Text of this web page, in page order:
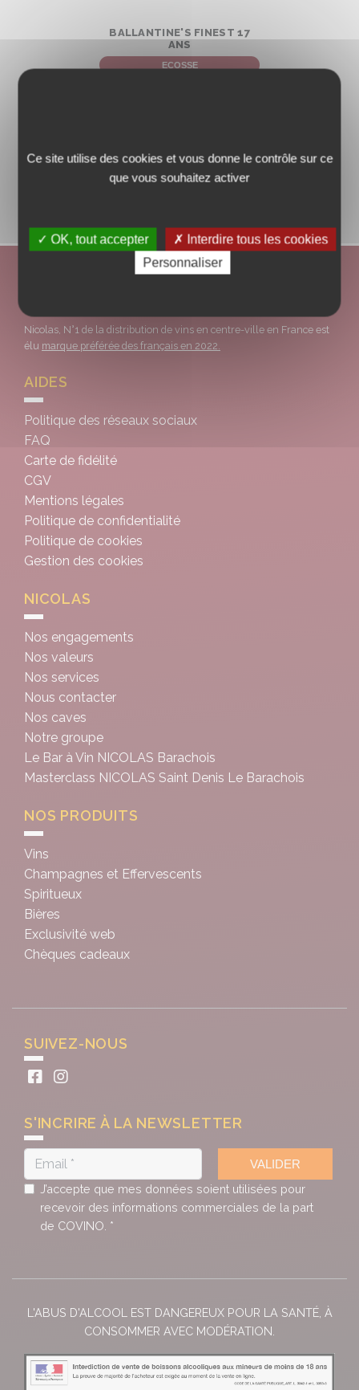
BALLANTINE'S FINEST 17
ANS
ECOSSE
DÉCOUVRIR
Nicolas, N°1 de la distribution de vins en centre-ville en France est
élu marque préférée des français en 2022.
AIDES
Politique des réseaux sociaux
FAQ
Carte de fidélité
CGV
Mentions légales
Politique de confidentialité
Politique de cookies
Gestion des cookies
NICOLAS
Nos engagements
Nos valeurs
Nos services
Nous contacter
Nos caves
Notre groupe
Le Bar à Vin NICOLAS Barachois
Masterclass NICOLAS Saint Denis Le Barachois
NOS PRODUITS
Vins
Champagnes et Effervescents
Spiritueux
Bières
Exclusivité web
Chèques cadeaux
SUIVEZ-NOUS
S'INCRIRE À LA NEWSLETTER
VALIDER
J’accepte que mes données soient utilisées pour
recevoir des informations commerciales de la part
de COVINO. *
L'ABUS D'ALCOOL EST DANGEREUX POUR LA SANTÉ, À
CONSOMMER AVEC MODÉRATION.
Ce site utilise des cookies et vous donne le contrôle sur ce
que vous souhaitez activer
✓ OK, tout accepter
✗ Interdire tous les cookies
Personnaliser